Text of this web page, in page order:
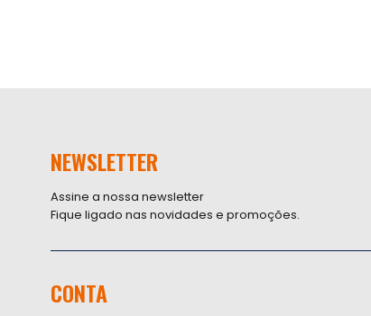
NEWSLETTER
Assine a nossa newsletter
Fique ligado nas novidades e promoções.
CONTA